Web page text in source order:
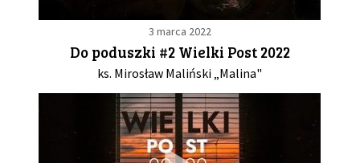
3 marca 2022
Do poduszki #2 Wielki Post 2022
ks. Mirosław Maliński „Malina"